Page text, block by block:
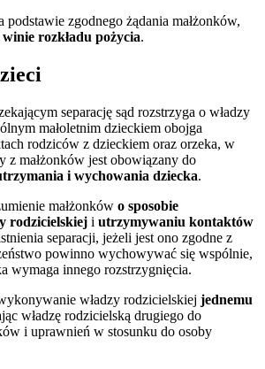
podstawie zgodnego żądania małżonków,
winie rozkładu pożycia.
separację sąd rozstrzyga o władzy
małoletnim dzieckiem obojga
rodziców z dzieckiem oraz orzeka, w
z małżonków jest obowiązany do
i wychowania dziecka.
małżonków o sposobie
rodzicielskiej i utrzymywaniu kontaktów
separacji, jeżeli jest ono zgodne z
powinno wychowywać się wspólnie,
wymaga innego rozstrzygnięcia.
władzy rodzicielskiej jednemu
władzę rodzicielską drugiego do
i uprawnień w stosunku do osoby